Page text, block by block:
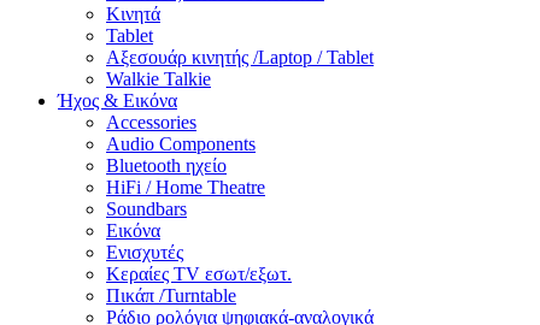
Κινητά
Tablet
Αξεσουάρ κινητής /Laptop / Tablet
Walkie Talkie
Ήχος & Εικόνα
Accessories
Audio Components
Bluetooth ηχείο
HiFi / Home Theatre
Soundbars
Εικόνα
Ενισχυτές
Κεραίες TV εσωτ/εξωτ.
Πικάπ /Turntable
Ράδιο ρολόγια ψηφιακά-αναλογικά